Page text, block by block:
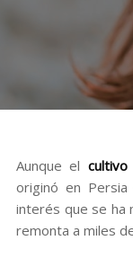
Aunque el
originó en
interés que se ha
remonta a miles